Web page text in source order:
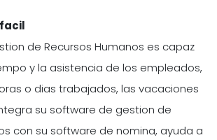
de Recursos Humanos es capaz
y la asistencia de los empleados,
o dias trabajados, las vacaciones
su software de gestion de
con su software de nomina, ayuda a